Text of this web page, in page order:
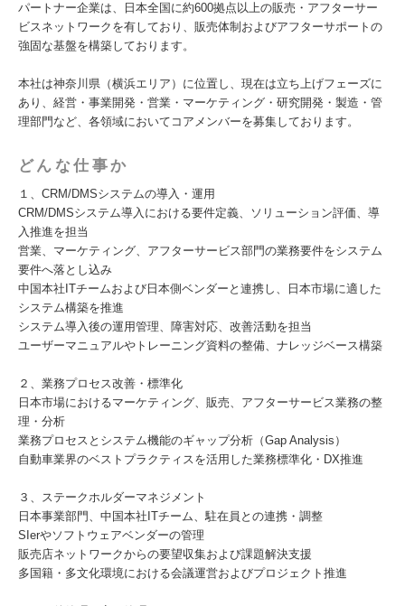
パートナー企業は、日本全国に約600拠点以上の販売・アフターサー
ビスネットワークを有しており、販売体制およびアフターサポートの
強固な基盤を構築しております。
本社は神奈川県（横浜エリア）に位置し、現在は立ち上げフェーズに
あり、経営・事業開発・営業・マーケティング・研究開発・製造・管
理部門など、各領域においてコアメンバーを募集しております。
どんな仕事か
１、CRM/DMSシステムの導入・運用
CRM/DMSシステム導入における要件定義、ソリューション評価、導
入推進を担当
営業、マーケティング、アフターサービス部門の業務要件をシステム
要件へ落とし込み
中国本社ITチームおよび日本側ベンダーと連携し、日本市場に適した
システム構築を推進
システム導入後の運用管理、障害対応、改善活動を担当
ユーザーマニュアルやトレーニング資料の整備、ナレッジベース構築
２、業務プロセス改善・標準化
日本市場におけるマーケティング、販売、アフターサービス業務の整
理・分析
業務プロセスとシステム機能のギャップ分析（Gap Analysis）
自動車業界のベストプラクティスを活用した業務標準化・DX推進
３、ステークホルダーマネジメント
日本事業部門、中国本社ITチーム、駐在員との連携・調整
SIerやソフトウェアベンダーの管理
販売店ネットワークからの要望収集および課題解決支援
多国籍・多文化環境における会議運営およびプロジェクト推進